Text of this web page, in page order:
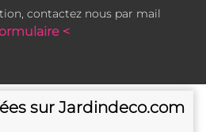
contactez nous par mail
<
sur Jardindeco.com